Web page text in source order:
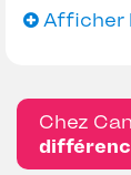
Afficher
Chez